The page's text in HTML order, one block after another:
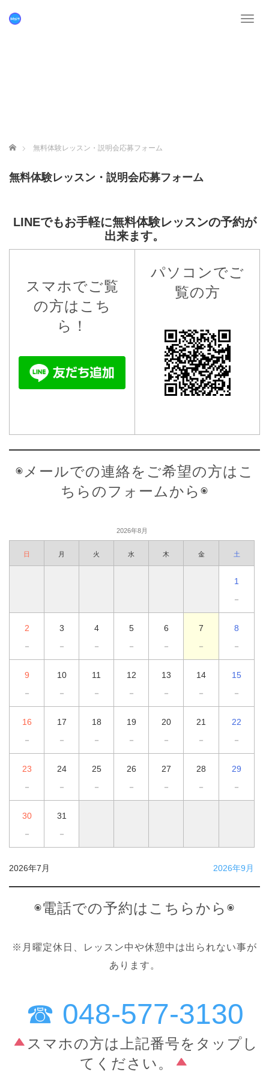
T
ホーム 無料体験レッスン・説明会応募フォーム
無料体験レッスン・説明会応募フォーム
LINEでもお手軽に無料体験レッスンの予約が
出来ます。
スマホでご覧
の方はこち
ら！
パソコンでご
覧の方
◉メールでの連絡をご希望の方はこ
ちらのフォームから◉
2026年8月
日 月 火 水 木 金 土
1
－
2
－
3
－
4
－
5
－
6
－
7
－
8
－
9
－
10
－
11
－
12
－
13
－
14
－
15
－
16
－
17
－
18
－
19
－
20
－
21
－
22
－
23
－
24
－
25
－
26
－
27
－
28
－
29
－
30
－
31
－
2026年7月 2026年9月
◉電話での予約はこちらから◉
※月曜定休日、レッスン中や休憩中は出られない事が
あります。
☎︎ 048-577-3130
スマホの方は上記番号をタップし
てください。